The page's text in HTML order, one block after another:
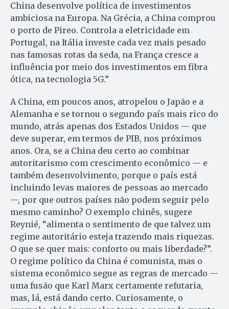
China desenvolve política de investimentos
ambiciosa na Europa. Na Grécia, a China comprou
o porto de Pireo. Controla a eletricidade em
Portugal, na Itália investe cada vez mais pesado
nas famosas rotas da seda, na França cresce a
influência por meio dos investimentos em fibra
ótica, na tecnologia 5G.”
A China, em poucos anos, atropelou o Japão e a
Alemanha e se tornou o segundo país mais rico do
mundo, atrás apenas dos Estados Unidos — que
deve superar, em termos de PIB, nos próximos
anos. Ora, se a China deu certo ao combinar
autoritarismo com crescimento econômico — e
também desenvolvimento, porque o país está
incluindo levas maiores de pessoas ao mercado
—, por que outros países não podem seguir pelo
mesmo caminho? O exemplo chinês, sugere
Reynié, “alimenta o sentimento de que talvez um
regime autoritário esteja trazendo mais riquezas.
O que se quer mais: conforto ou mais liberdade?”.
O regime político da China é comunista, mas o
sistema econômico segue as regras de mercado —
uma fusão que Karl Marx certamente refutaria,
mas, lá, está dando certo. Curiosamente, o